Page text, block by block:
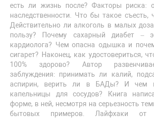
есть ли жизнь после? Факторы риска:
наследственности. Что бы такое съесть,
Действительно ли алкоголь в малых
пользу? Почему сахарный диабет –
кардиолога? Чем опасна одышка и
сигарет? Наконец, как удостовериться,
100% здорово? Автор
заблуждения: принимать ли калий,
аспирин, верить ли в БАДы? И чем
капельницы для сосудов? Книга
форме, в ней, несмотря на серьезность
бытовых примеров. Лайфхаки от